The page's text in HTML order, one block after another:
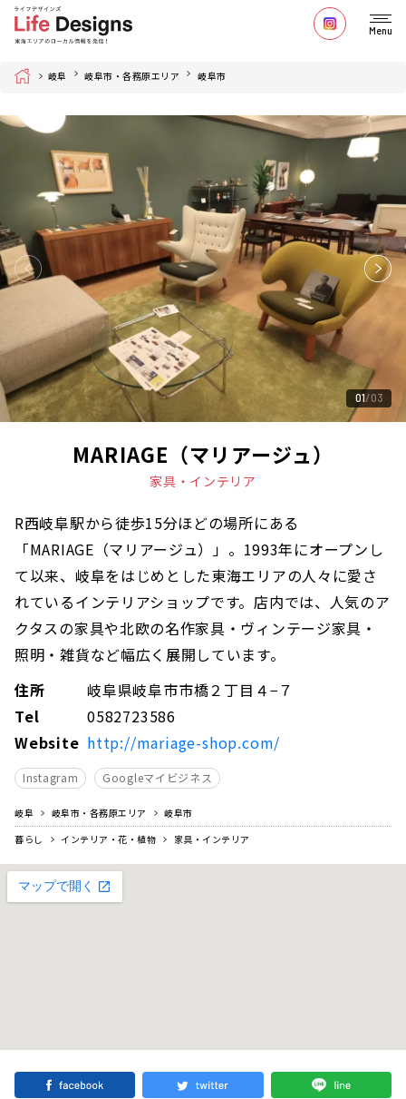
Menu
Home 岐阜 岐阜市・各務原エリア 岐阜市
01 03
MARIAGE（マリアージュ）
家具・インテリア
R西岐阜駅から徒歩15分ほどの場所にある
「MARIAGE（マリアージュ）」。1993年にオープンし
て以来、岐阜をはじめとした東海エリアの人々に愛さ
れているインテリアショップです。店内では、人気のア
クタスの家具や北欧の名作家具・ヴィンテージ家具・
照明・雑貨など幅広く展開しています。
住所
岐阜県岐阜市市橋２丁目４−７
Tel
0582723586
Website http://mariage-shop.com/
Instagram Googleマイビジネス
岐阜 岐阜市・各務原エリア
岐阜市
暮らし
インテリア・花・植物 家具・インテリア